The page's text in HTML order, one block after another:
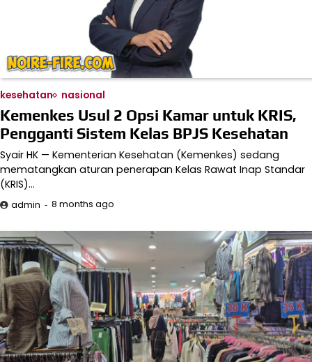
kesehatan nasional
Kemenkes Usul 2 Opsi Kamar untuk KRIS,
Pengganti Sistem Kelas BPJS Kesehatan
Syair HK — Kementerian Kesehatan (Kemenkes) sedang
mematangkan aturan penerapan Kelas Rawat Inap Standar
(KRIS)…
admin 8 months ago